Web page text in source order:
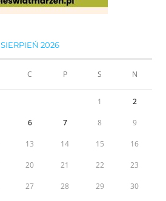
SIERPIEŃ 2026
C P S N
1 2
6 7 8 9
13 14 15 16
20 21 22 23
27 28 29 30